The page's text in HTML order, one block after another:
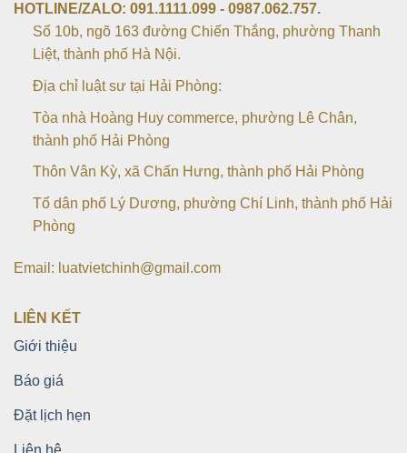
HOTLINE/ZALO: 091.1111.099 - 0987.062.757.
Số 10b, ngõ 163 đường Chiến Thắng, phường Thanh
Liệt, thành phố Hà Nội.
Địa chỉ luật sư tại Hải Phòng:
Tòa nhà Hoàng Huy commerce, phường Lê Chân,
thành phố Hải Phòng
Thôn Vân Kỳ, xã Chấn Hưng, thành phố Hải Phòng
Tổ dân phố Lý Dương, phường Chí Linh, thành phố Hải
Phòng
Email: luatvietchinh@gmail.com
LIÊN KẾT
Giới thiệu
Báo giá
Đặt lịch hẹn
Liên hệ